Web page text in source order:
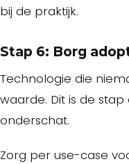
bij de praktijk.
Stap 6: Borg
Technologie die
waarde. Dit is de
onderschat.
Zorg per use-case